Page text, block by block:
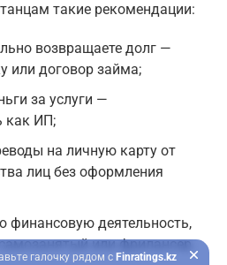
такие рекомендации:
возвращаете долг —
или договор займа;
за услуги —
как ИП;
на личную карту от
лиц без оформления
финансовую деятельность,
или фрилансер.
галочку рядом с Finratings.kz